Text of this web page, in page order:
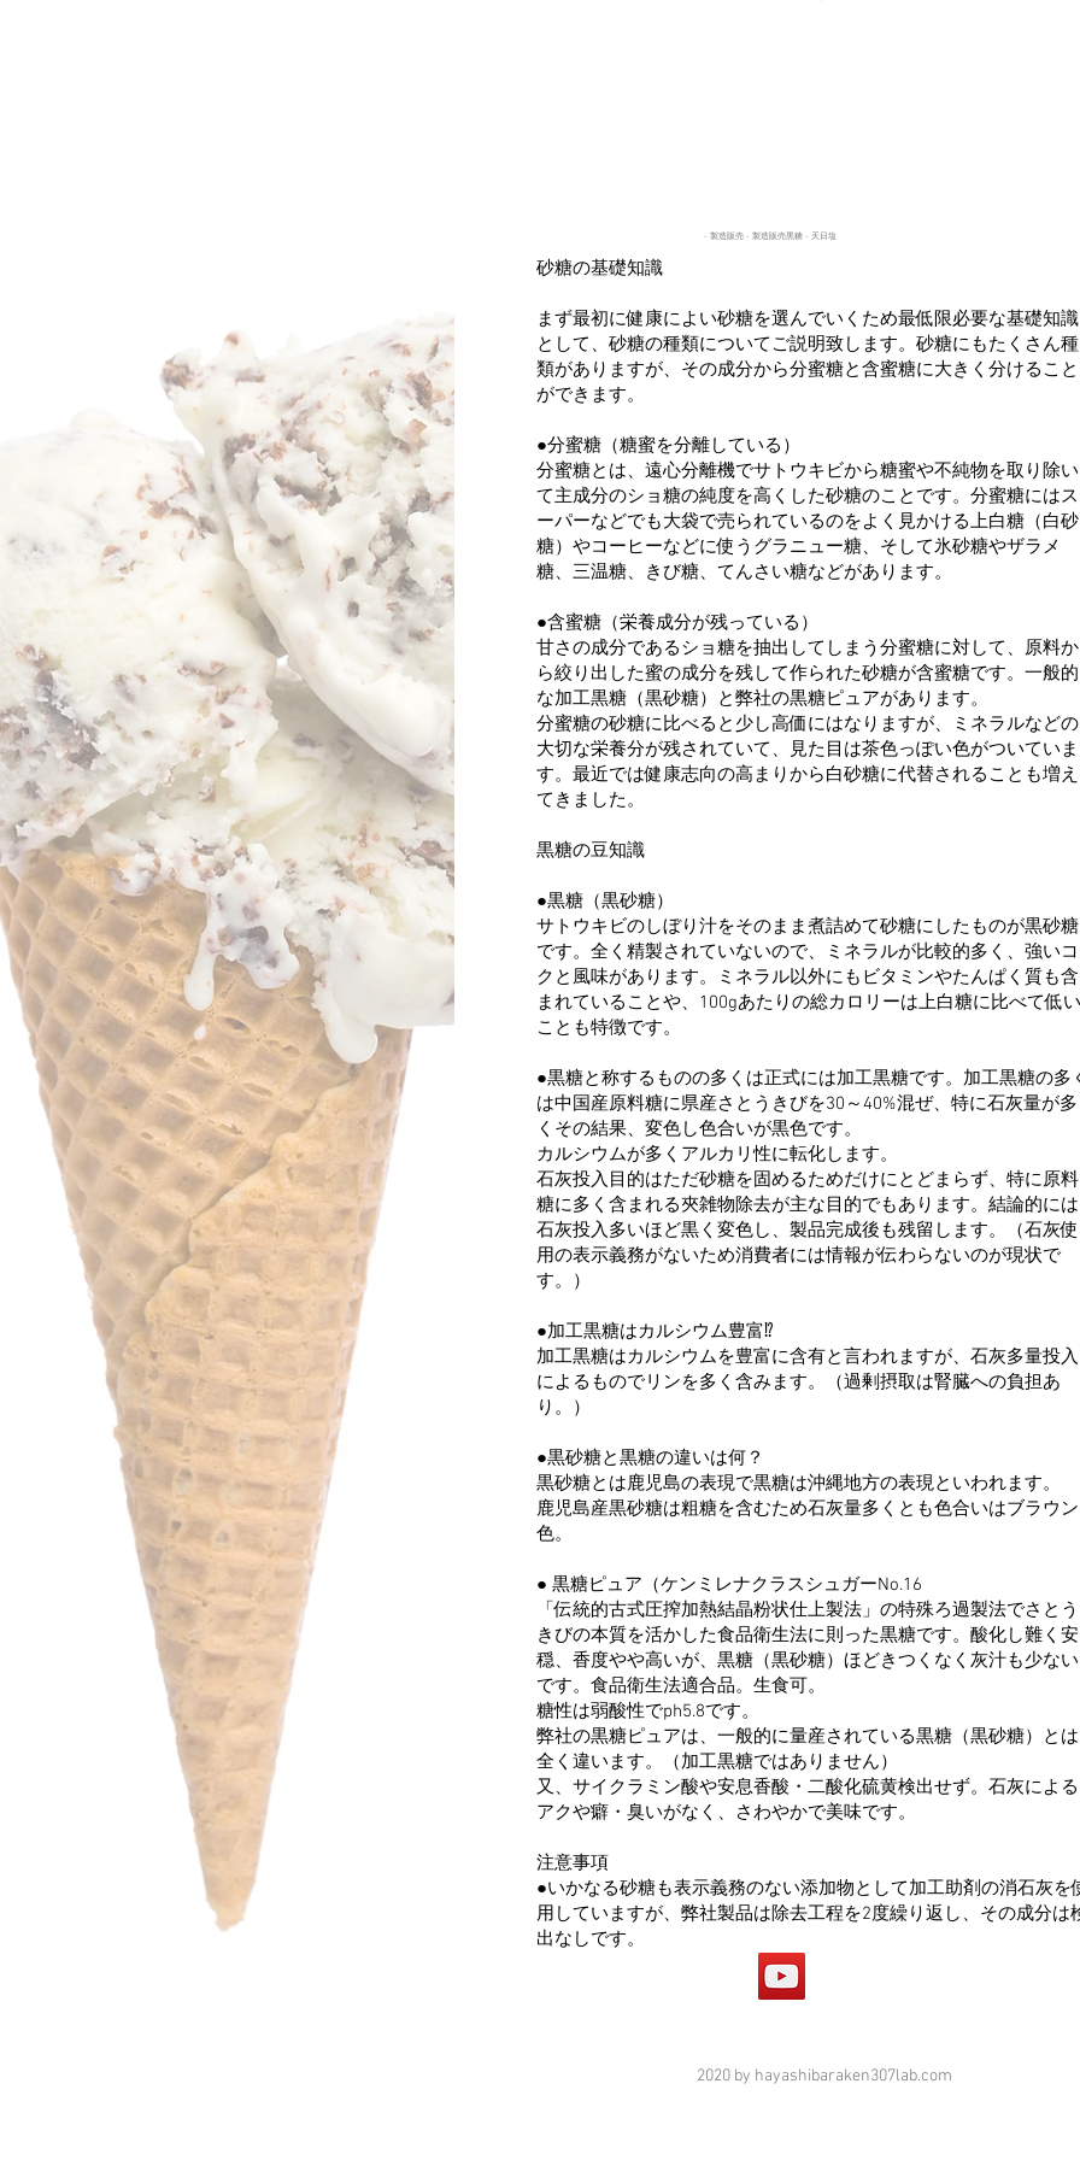
- 製造販売 - 製造販売黒糖 - 天日塩
砂糖の基礎知識
まず最初に健康によい砂糖を選んでいくため最低限必要な基礎知識
として、砂糖の種類についてご説明致します。砂糖にもたくさん種
類がありますが、その成分から分蜜糖と含蜜糖に大きく分けること
ができます。
●分蜜糖（糖蜜を分離している）
分蜜糖とは、遠心分離機でサトウキビから糖蜜や不純物を取り除い
て主成分のショ糖の純度を高くした砂糖のことです。分蜜糖にはス
ーパーなどでも大袋で売られているのをよく見かける上白糖（白砂
糖）やコーヒーなどに使うグラニュー糖、そして氷砂糖やザラメ
糖、三温糖、きび糖、てんさい糖などがあります。
●含蜜糖（栄養成分が残っている）
甘さの成分であるショ糖を抽出してしまう分蜜糖に対して、原料か
ら絞り出した蜜の成分を残して作られた砂糖が含蜜糖です。一般的
な加工黒糖（黒砂糖）と弊社の黒糖ピュアがあります。
分蜜糖の砂糖に比べると少し高価にはなりますが、ミネラルなどの
大切な栄養分が残されていて、見た目は茶色っぽい色がついていま
す。最近では健康志向の高まりから白砂糖に代替されることも増え
てきました。
黒糖の豆知識
●黒糖（黒砂糖）
サトウキビのしぼり汁をそのまま煮詰めて砂糖にしたものが黒砂糖
です。全く精製されていないので、ミネラルが比較的多く、強いコ
クと風味があります。ミネラル以外にもビタミンやたんぱく質も含
まれていることや、100gあたりの総カロリーは上白糖に比べて低
ことも特徴です。
●黒糖と称するものの多くは正式には加工黒糖です。加工黒糖の多
は中国産原料糖に県産さとうきびを30～40%混ぜ、特に石灰量が多
くその結果、変色し色合いが黒色です。
カルシウムが多くアルカリ性に転化します。
石灰投入目的はただ砂糖を固めるためだけにとどまらず、特に原料
糖に多く含まれる夾雑物除去が主な目的でもあります。結論的には
石灰投入多いほど黒く変色し、製品完成後も残留します。（石灰使
用の表示義務がないため消費者には情報が伝わらないのが現状で
す。）
●加工黒糖はカルシウム豊富⁉︎
加工黒糖はカルシウムを豊富に含有と言われますが、石灰多量投入
によるものでリンを多く含みます。（過剰摂取は腎臓への負担あ
り。）
●黒砂糖と黒糖の違いは何？
黒砂糖とは鹿児島の表現で黒糖は沖縄地方の表現といわれます。
鹿児島産黒砂糖は粗糖を含むため石灰量多くとも色合いはブラウン
色。
● 黒糖ピュア（ケンミレナクラスシュガーNo.16
「伝統的古式圧搾加熱結晶粉状仕上製法」の特殊ろ過製法でさとう
きびの本質を活かした食品衛生法に則った黒糖です。酸化し難く安
穏、香度やや高いが、黒糖（黒砂糖）ほどきつくなく灰汁も少ない
です。食品衛生法適合品。生食可。
糖性は弱酸性でph5.8です。
弊社の黒糖ピュアは、一般的に量産されている黒糖（黒砂糖）とは
全く違います。（加工黒糖ではありません）
又、サイクラミン酸や安息香酸・二酸化硫黄検出せず。石灰による
アクや癖・臭いがなく、さわやかで美味です。
注意事項
●いかなる砂糖も表示義務のない添加物として加工助剤の消石灰を
用していますが、弊社製品は除去工程を2度繰り返し、その成分は
出なしです。
2020 by hayashibaraken307lab.com